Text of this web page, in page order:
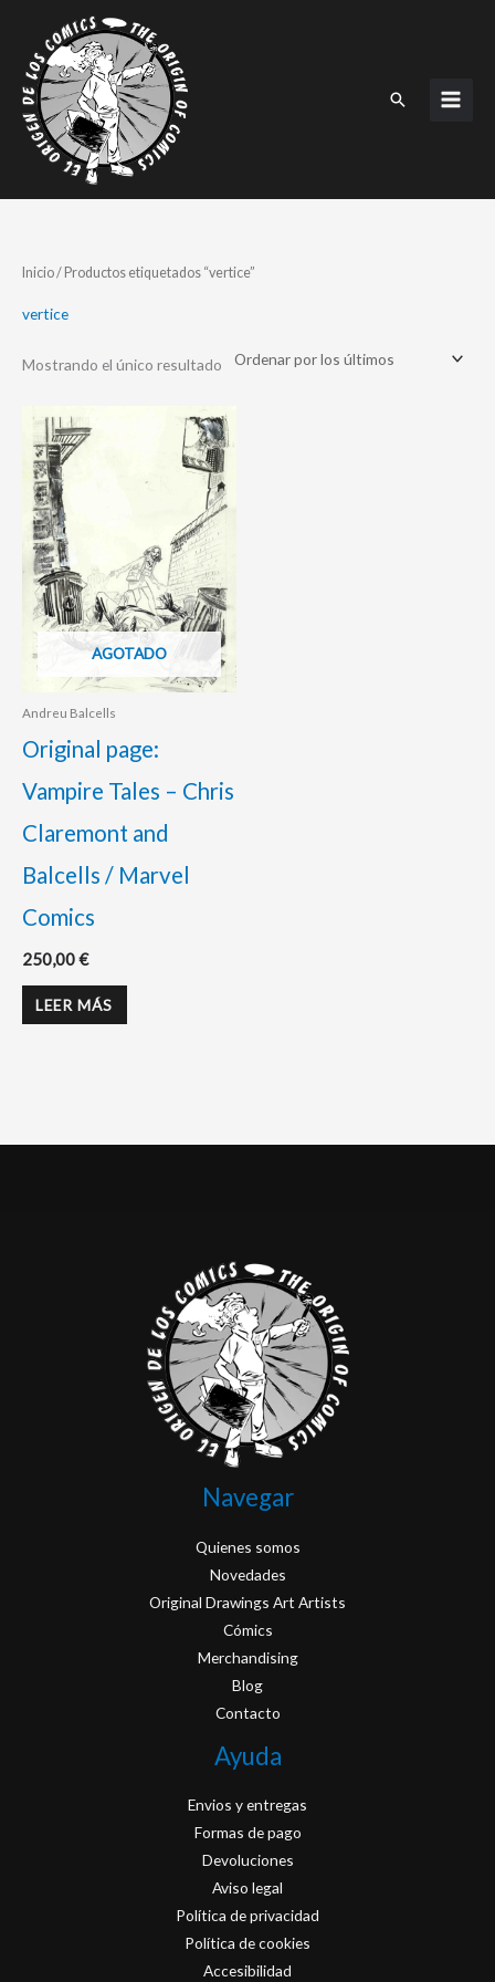
contenido
Buscar
Inicio/ Productos etiquetados “vertice”
vertice
Mostrando el único resultado
AGOTADO
Andreu Balcells
Original page:
Vampire Tales – Chris
Claremont and
Balcells / Marvel
Comics
250,00€
LEER MÁS
Navegar
Quienes somos
Novedades
Original Drawings Art Artists
Cómics
Merchandising
Blog
Contacto
Ayuda
Envios y entregas
Formas de pago
Devoluciones
Aviso legal
Política de privacidad
Política de cookies
Accesibilidad